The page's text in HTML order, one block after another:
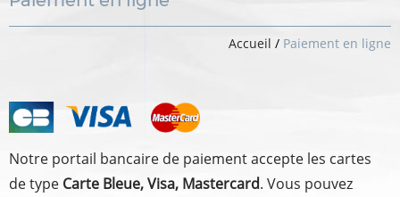
Accueil / Paiement en ligne
Notre portail bancaire de paiement accepte les cartes
de type Carte Bleue, Visa, Mastercard. Vous pouvez